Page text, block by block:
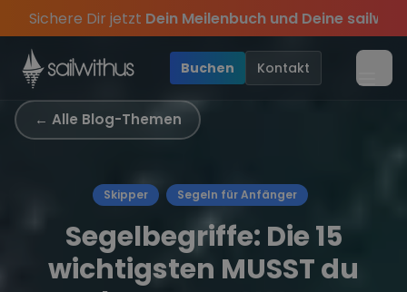
Skip to content
und Kroatien! ⛵ ⚓Sommer-Special:
Sichere Dir jetzt Dein Meilenbuch und Deine
deinen ersten Törn! Verpass keineTörn-
des Jahres, sei dabei. Season Closing Party
Buchen Kontakt
← Alle Blog-Themen
Skipper Segeln für Anfänger
Segelbegriffe: Die 15
wichtigsten MUSST du